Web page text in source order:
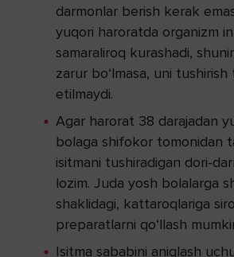
darmonlar berish kerak
yuqori haroratda organizm
samaraliroq kurashadi,
zarur bo‘lmasa, uni tushirish
etilmaydi.
Agar harorat 38 darajadan
bolaga shifokor tomonidan
isitmani tushiradigan dori-
lozim. Juda yosh bolalarga
shaklidagi, kattaroqlariga
preparatlarni qo‘llash
Isitma sababini aniqlash